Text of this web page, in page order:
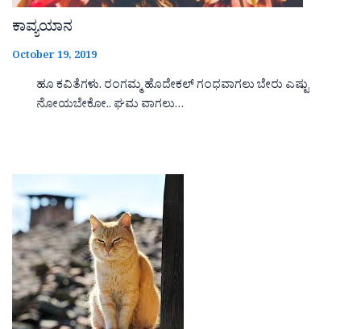
ಕಾವ್ಯಯಾನ
October 19, 2019
ಹೂ ಕವಿತೆಗಳು. ರಂಗಮ್ಮ ಹೊದೇಕಲ್ ಗಂಧವಾಗಲು ಬೇರು ಎಷ್ಟು
ನೋಯಬೇಕೋ.. ಘಮ ವಾಗಲು…